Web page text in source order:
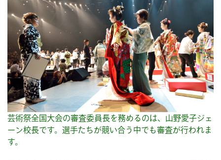
芸術祭全国大会の審査委員長を務めるのは、山野愛子ジェ
ーン校長です。選手たちが競い合う中でも審査が行われま
す。